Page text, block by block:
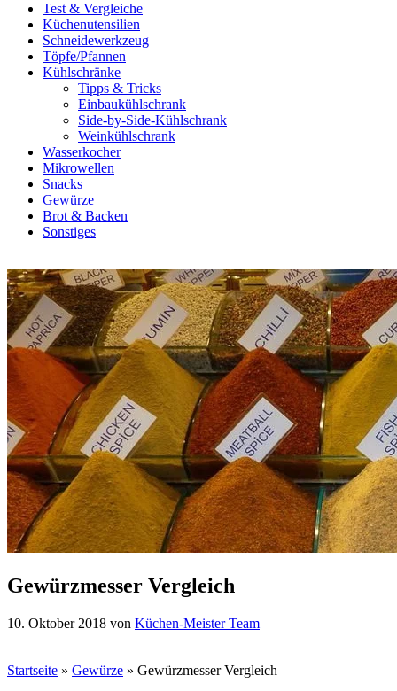
Test & Vergleiche
Küchenutensilien
Schneidewerkzeug
Töpfe/Pfannen
Kühlschränke
Tipps & Tricks
Einbaukühlschrank
Side-by-Side-Kühlschrank
Weinkühlschrank
Wasserkocher
Mikrowellen
Snacks
Gewürze
Brot & Backen
Sonstiges
Gewürzmesser Vergleich
10. Oktober 2018 von Küchen-Meister Team
Startseite » Gewürze » Gewürzmesser Vergleich